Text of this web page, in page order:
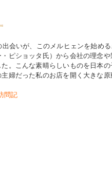
会いが、このメルヒェンを始め
ピショッタ氏）から会社の理念
。こんな素晴らしいものを日本
婦だった私のお店を開く大きな原
問記